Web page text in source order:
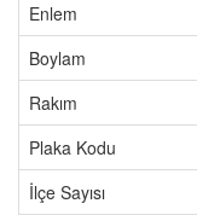
Enlem
Boylam
Rakım
Plaka Kodu
İlçe Sayısı